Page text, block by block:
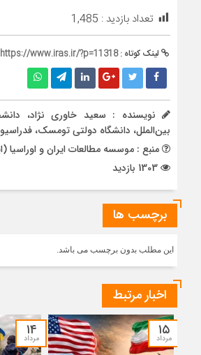
تعداد بازدید : 1,485
لینک کوتاه :https://www.iras.ir/?p=11318
نویسنده : سعید خاوری نژاد،
بین‌الملل، دانشگاه دولتی تومسک،
منبع : موسسه مطالعات ایران و اوراسیا
برچسب ها
این مطلب بدون برچسب می باشد.
اخبار مرتبط
۱۵
مرداد ۱۴
مرداد